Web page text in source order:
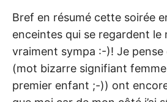
Bref en résumé cette soirée
enceintes qui se regardent le
vraiment sympa :-)! Je pense
(mot bizarre signifiant
premier enfant ;-)) ont